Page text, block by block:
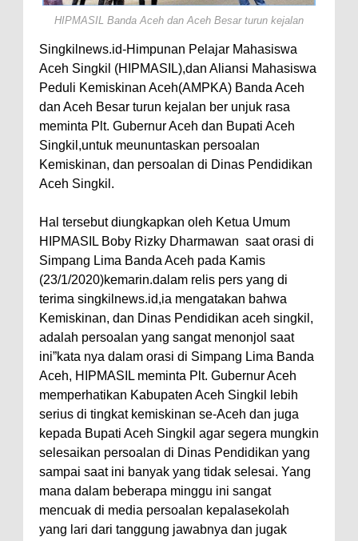
HIPMASIL Banda Aceh dan Aceh Besar turun kejalan
Singkilnews.id-Himpunan Pelajar Mahasiswa
Aceh Singkil (HIPMASIL),dan Aliansi Mahasiswa
Peduli Kemiskinan Aceh(AMPKA) Banda Aceh
dan Aceh Besar turun kejalan ber unjuk rasa
meminta Plt. Gubernur Aceh dan Bupati Aceh
Singkil,untuk meununtaskan persoalan
Kemiskinan, dan persoalan di Dinas Pendidikan
Aceh Singkil.
Hal tersebut diungkapkan oleh Ketua Umum
HIPMASIL Boby Rizky Dharmawan saat orasi di
Simpang Lima Banda Aceh pada Kamis
(23/1/2020)kemarin.dalam relis pers yang di
terima singkilnews.id,ia mengatakan bahwa
Kemiskinan, dan Dinas Pendidikan aceh singkil,
adalah persoalan yang sangat menonjol saat
ini”kata nya dalam orasi di Simpang Lima Banda
Aceh, HIPMASIL meminta Plt. Gubernur Aceh
memperhatikan Kabupaten Aceh Singkil lebih
serius di tingkat kemiskinan se-Aceh dan juga
kepada Bupati Aceh Singkil agar segera mungkin
selesaikan persoalan di Dinas Pendidikan yang
sampai saat ini banyak yang tidak selesai. Yang
mana dalam beberapa minggu ini sangat
mencuak di media persoalan kepalasekolah
yang lari dari tanggung jawabnya dan jugak